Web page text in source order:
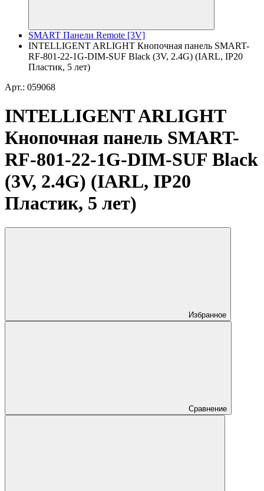
SMART Панели Remote [3V]
INTELLIGENT ARLIGHT Кнопочная панель SMART-
RF-801-22-1G-DIM-SUF Black (3V, 2.4G) (IARL, IP20
Пластик, 5 лет)
Арт.: 059068
INTELLIGENT ARLIGHT
Кнопочная панель SMART-
RF-801-22-1G-DIM-SUF Black
(3V, 2.4G) (IARL, IP20
Пластик, 5 лет)
Избранное
Сравнение